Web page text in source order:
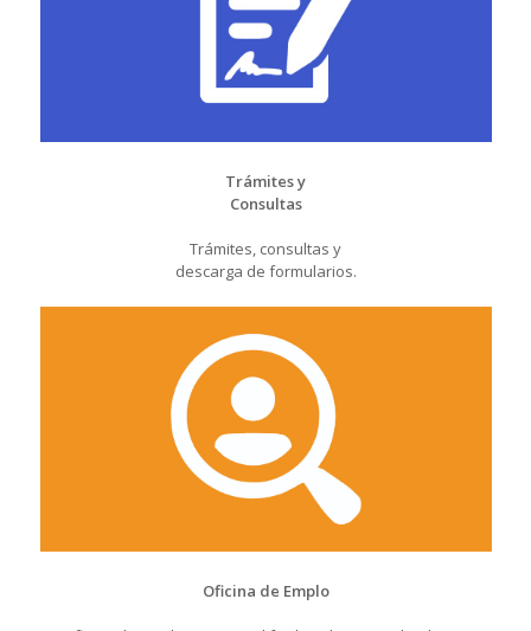
Trámites y
Consultas
Trámites, consultas y
descarga de formularios.
Oficina de Emplo